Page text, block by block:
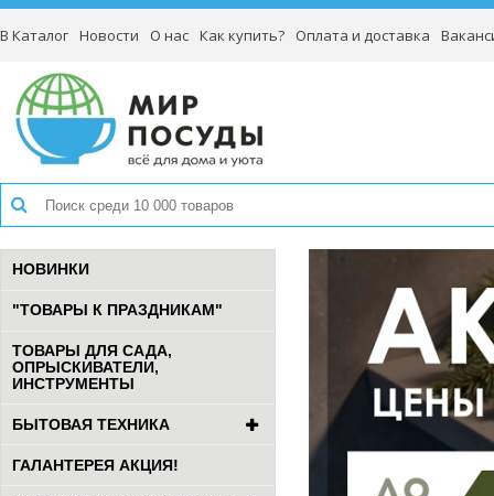
В Каталог Новости О нас Как купить? Оплата и доставка
НОВИНКИ
"ТОВАРЫ К ПРАЗДНИКАМ"
ТОВАРЫ ДЛЯ САДА,
ОПРЫСКИВАТЕЛИ,
ИНСТРУМЕНТЫ
БЫТОВАЯ ТЕХНИКА
ГАЛАНТЕРЕЯ АКЦИЯ!